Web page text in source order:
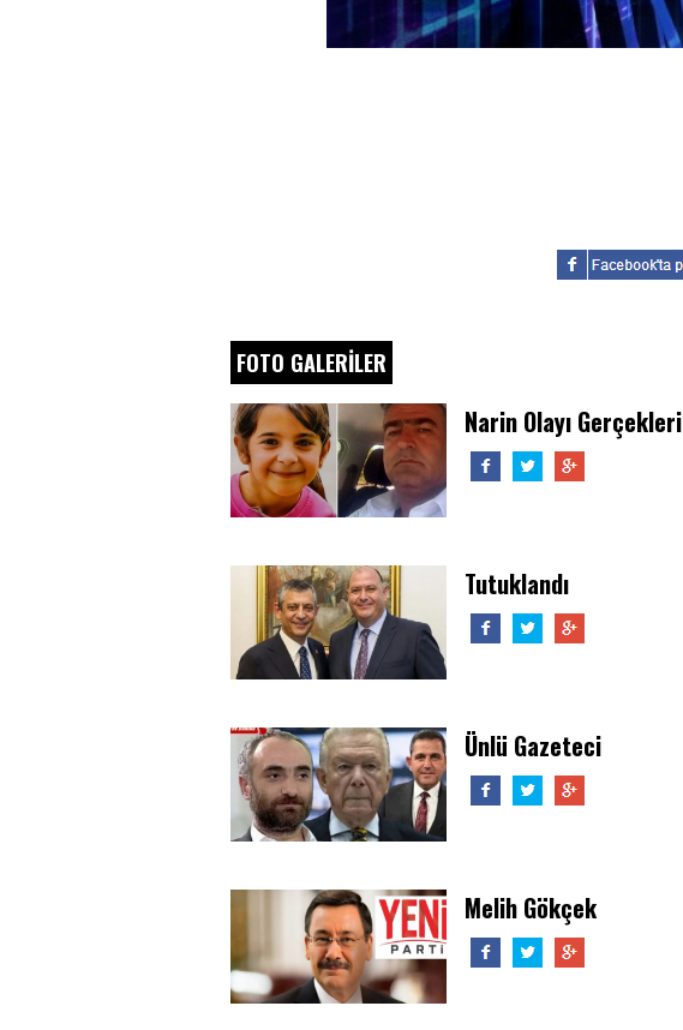
FOTO GALERİLER
Narin Olayı Gerçekleri
Tutuklandı
Ünlü Gazeteci
Melih Gökçek